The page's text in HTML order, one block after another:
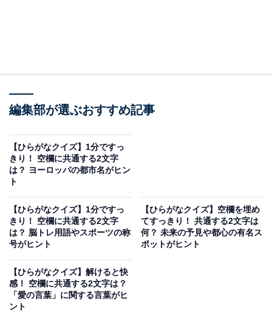
編集部が選ぶおすすめ記事
【ひらがなクイズ】1分ですっ
きり！ 空欄に共通する2文字
は？ ヨーロッパの都市名がヒン
ト
【ひらがなクイズ】1分ですっ
きり！ 空欄に共通する2文字
は？ 脳トレ用語やスポーツの称
号がヒント
【ひらがなクイズ】空欄を埋め
てすっきり！ 共通する2文字は
何？ 未来の予見や都心の有名ス
ポットがヒント
【ひらがなクイズ】解けると快
感！ 空欄に共通する2文字は？
「愛の言葉」に関する言葉がヒ
ント